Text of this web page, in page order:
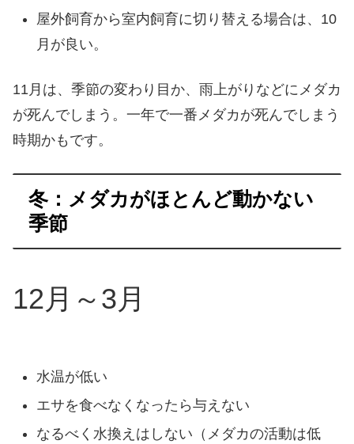
屋外飼育から室内飼育に切り替える場合は、10
月が良い。
11月は、季節の変わり目か、雨上がりなどにメダカ
が死んでしまう。一年で一番メダカが死んでしまう
時期かもです。
冬：メダカがほとんど動かない
季節
12月～3月
水温が低い
エサを食べなくなったら与えない
なるべく水換えはしない（メダカの活動は低